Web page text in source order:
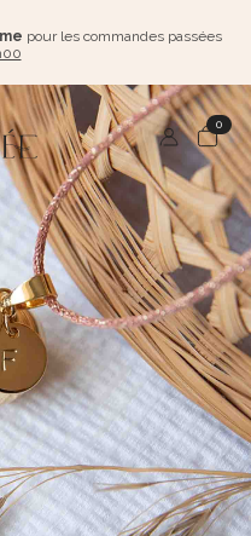
pour les commandes passées
0